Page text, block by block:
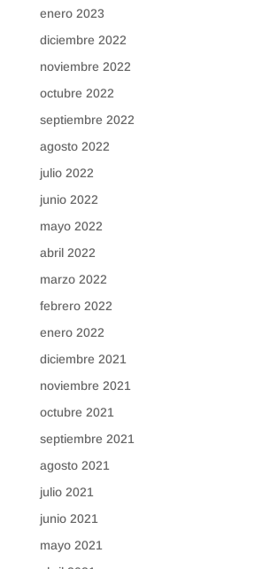
enero 2023
diciembre 2022
noviembre 2022
octubre 2022
septiembre 2022
agosto 2022
julio 2022
junio 2022
mayo 2022
abril 2022
marzo 2022
febrero 2022
enero 2022
diciembre 2021
noviembre 2021
octubre 2021
septiembre 2021
agosto 2021
julio 2021
junio 2021
mayo 2021